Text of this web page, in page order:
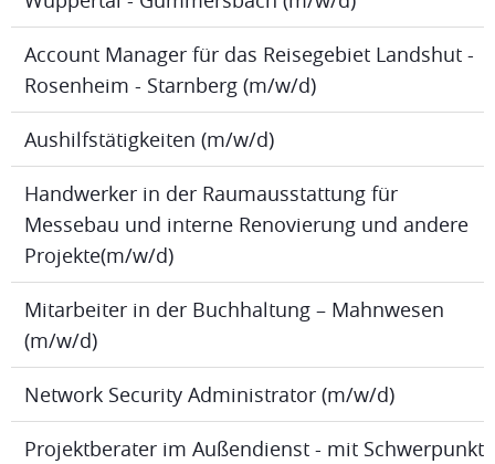
Account Manager für das Reisegebiet Landshut -
Rosenheim - Starnberg (m/w/d)
Aushilfstätigkeiten (m/w/d)
Handwerker in der Raumausstattung für
Messebau und interne Renovierung und andere
Projekte(m/w/d)
Mitarbeiter in der Buchhaltung – Mahnwesen
(m/w/d)
Network Security Administrator (m/w/d)
Projektberater im Außendienst - mit Schwerpunkt